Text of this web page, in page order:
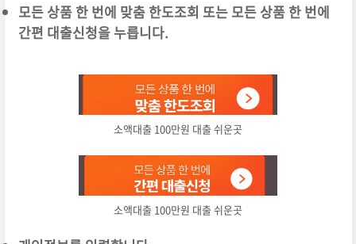
모든 상품 한 번에 맞춤 한도조회 또는 모든 상품 한 번에
간편 대출신청을 누릅니다.
소액대출 100만원 대출 쉬운곳
소액대출 100만원 대출 쉬운곳